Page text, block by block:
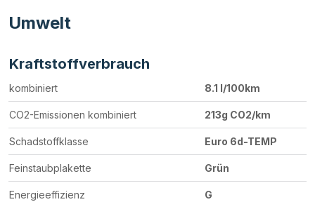
Umwelt
Kraftstoffverbrauch
kombiniert 8.1 l/100km
CO2-Emissionen kombiniert 213g CO2/km
Schadstoffklasse Euro 6d-TEMP
Feinstaubplakette Grün
Energieeffizienz G